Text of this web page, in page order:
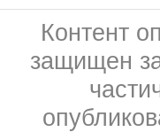
Контент
защищен